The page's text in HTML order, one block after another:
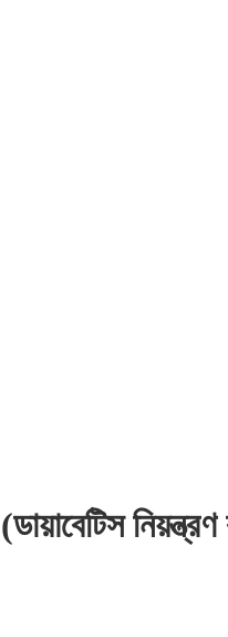
নিয়ন্ত্রণ